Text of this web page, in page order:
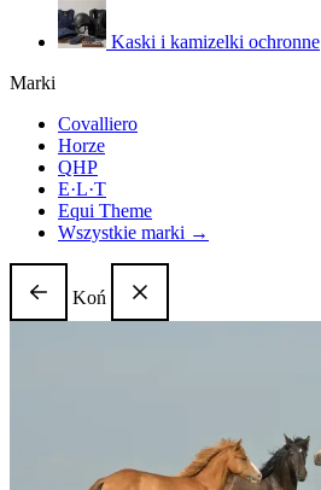
Kaski i kamizelki ochronne
Marki
Covalliero
Horze
QHP
E·L·T
Equi Theme
Wszystkie marki →
Koń